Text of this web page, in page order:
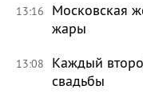
13:16
Московская
жары
13:08
Каждый
свадьбы